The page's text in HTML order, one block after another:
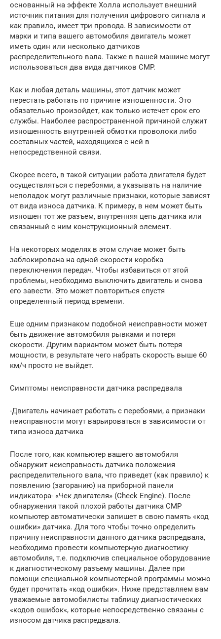
основанный на эффекте Холла использует внешний
источник питания для получения цифрового сигнала и
как правило, имеет три провода. В зависимости от
марки и типа вашего автомобиля двигатель может
иметь один или несколько датчиков
распределительного вала. Также в вашей машине могут
использоваться два вида датчиков CMP.
Как и любая деталь машины, этот датчик может
перестать работать по причине изношенности. Это
обязательно произойдет, как только истечет срок его
службы. Наиболее распространенной причиной служит
изношенность внутренней обмотки проволоки либо
составных частей, находящихся с ней в
непосредственной связи.
Скорее всего, в такой ситуации работа двигателя будет
осуществляться с перебоями, а указывать на наличие
неполадок могут различные признаки, которые зависят
от вида износа датчика. К примеру, в нем может быть
изношен тот же разъем, внутренняя цепь датчика или
связанный с ним конструкционный элемент.
На некоторых моделях в этом случае может быть
заблокирована на одной скорости коробка
переключения передач. Чтобы избавиться от этой
проблемы, необходимо выключить двигатель и снова
его завести. Это может повториться спустя
определенный период времени.
Еще одним признаком подобной неисправности может
быть движение автомобиля рывками и потеря
скорости. Другим вариантом может быть потеря
мощности, в результате чего набрать скорость выше 60
км/ч просто не выйдет.
Симптомы неисправности датчика распредвала
-Двигатель начинает работать с перебоями, а признаки
неисправности могут варьироваться в зависимости от
типа износа датчика
После того, как компьютер вашего автомобиля
обнаружит неисправность датчика положения
распределительного вала, что приведет (как правило) к
появлению (загоранию) на приборной панели
индикатора- «Чек двигателя» (Check Engine). После
обнаружения такой плохой работы датчика СМР
компьютер автоматически запишет в свою память «код
ошибки» датчика. Для того чтобы точно определить
причину неисправности данного датчика распредвала,
необходимо провести компьютерную диагностику
автомобиля, т.е. подключив специальное оборудование
к диагностическому разъему машины. Далее при
помощи специальной компьютерной программы можно
будет прочитать «код ошибки». Ниже представляем вам
уважаемые автомобилисты таблицу диагностических
«кодов ошибок«, которые непосредственно связаны с
износом датчика распредвала.